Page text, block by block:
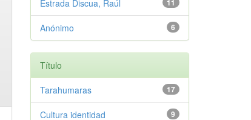
11
Estrada Discua, Raúl
6
Anónimo
Título
17
Tarahumaras
9
Cultura identidad